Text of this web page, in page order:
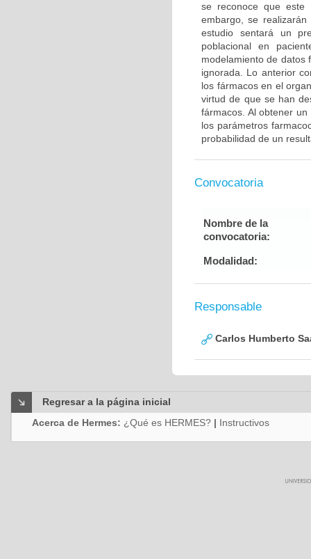
se reconoce que este
embargo, se
estudio sentará un
poblacional en
modelamiento de datos
ignorada. Lo anterior
los fármacos en el
virtud de que se han
fármacos. Al obtener
los parámetros
probabilidad de un
Convocatoria
Nombre de la
convocatoria:
Modalidad:
Responsable
Carlos Humberto
Regresar a la página inicial
Acerca de Hermes: ¿Qué es HERMES? | Instructivos